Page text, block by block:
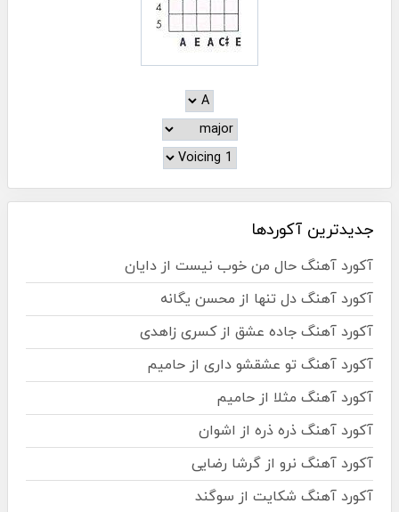
جدیدترین آکوردها
آکورد آهنگ حال من خوب نیست از دایان
آکورد آهنگ دل تنها از محسن یگانه
آکورد آهنگ جاده عشق از کسری زاهدی
آکورد آهنگ تو عشقشو داری از حامیم
آکورد آهنگ مثلا از حامیم
آکورد آهنگ ذره ذره از اشوان
آکورد آهنگ نرو از گرشا رضایی
آکورد آهنگ شکایت از سوگند